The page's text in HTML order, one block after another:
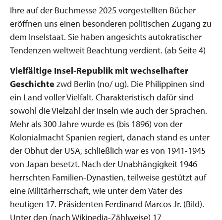
Ihre auf der Buchmesse 2025 vorgestellten Bücher
eröffnen uns einen besonderen politischen Zugang zu
dem Inselstaat. Sie haben angesichts autokratischer
Tendenzen weltweit Beachtung verdient. (ab Seite 4)
Vielfältige Insel-Republik mit wechselhafter
Geschichte zwd Berlin (no/ ug). Die Philippinen sind
ein Land voller Vielfalt. Charakteristisch dafür sind
sowohl die Vielzahl der Inseln wie auch der Sprachen.
Mehr als 300 Jahre wurde es (bis 1896) von der
Kolonialmacht Spanien regiert, danach stand es unter
der Obhut der USA, schließlich war es von 1941-1945
von Japan besetzt. Nach der Unabhängigkeit 1946
herrschten Familien-Dynastien, teilweise gestützt auf
eine Militärherrschaft, wie unter dem Vater des
heutigen 17. Präsidenten Ferdinand Marcos Jr. (Bild).
Unter den (nach Wikipedia-Zählweise) 17